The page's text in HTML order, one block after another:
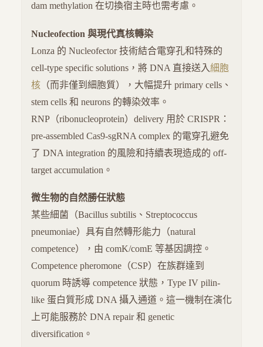
dam methylation 在切換宿主時也需考慮。
Nucleofection 與現代真核轉染
Lonza 的 Nucleofector 技術結合電穿孔和特殊的
cell-type specific solutions，將 DNA 直接送入細胞
核 （而非僅到細胞質），大幅提升 primary cells、
stem cells 和 neurons 的轉染效率。
RNP（ribonucleoprotein）delivery 用於 CRISPR：
pre-assembled Cas9-sgRNA complex 的電穿孔避免
了 DNA integration 的風險和持續表現造成的 off-
target accumulation。
微生物的自然勝任狀態
某些細菌（Bacillus subtilis、Streptococcus
pneumoniae）具有自然轉形能力（natural
competence），由 comK/comE 等基因調控。
Competence pheromone（CSP）在族群達到
quorum 時誘導 competence 狀態，Type IV pilin-
like 蛋白質形成 DNA 攝入通道。這一機制在演化
上可能服務於 DNA repair 和 genetic
diversification。